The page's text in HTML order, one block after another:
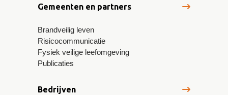
Gemeenten en partners
Brandveilig leven
Risicocommunicatie
Fysiek veilige leefomgeving
Publicaties
Bedrijven